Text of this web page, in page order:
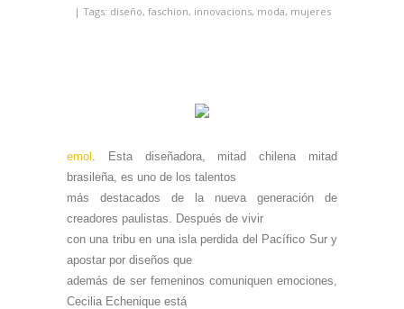
| Tags: diseño, faschion, innovacions, moda, mujeres
emol
. Esta diseñadora, mitad chilena mitad
brasileña, es uno de los talentos
más destacados de la nueva generación de
creadores paulistas. Después de vivir
con una tribu en una isla perdida del Pacífico Sur y
apostar por diseños que
además de ser femeninos comuniquen emociones,
Cecilia Echenique está